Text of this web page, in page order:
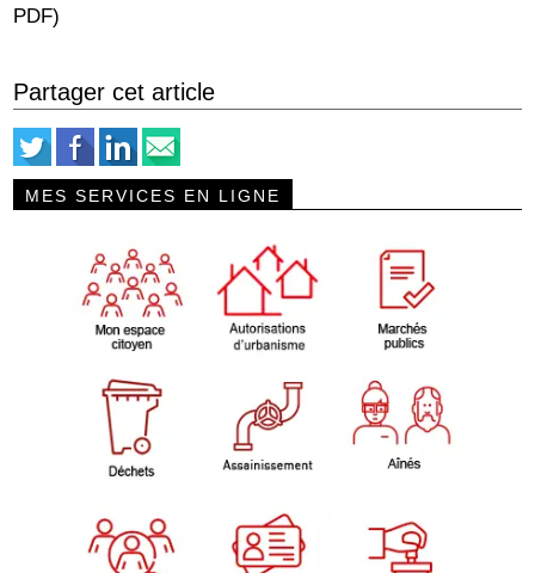
PDF)
Partager cet article
MES SERVICES EN LIGNE